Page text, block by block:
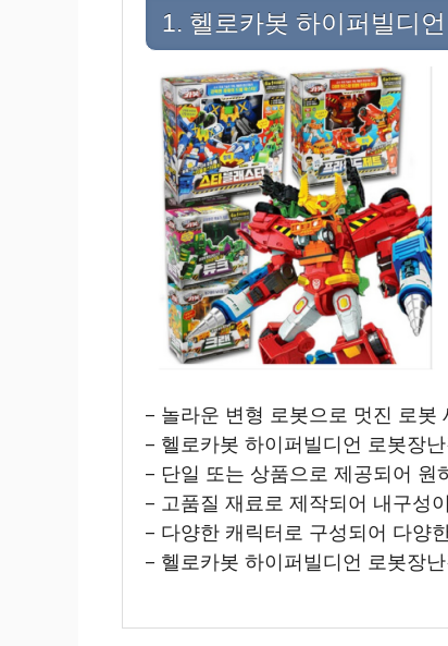
1. 헬로카봇 하이퍼빌디
– 놀라운 변형 로봇으로 멋진 로봇
– 헬로카봇 하이퍼빌디언 로봇장
– 단일 또는 상품으로 제공되어
– 고품질 재료로 제작되어 내구성
– 다양한 캐릭터로 구성되어 다양
– 헬로카봇 하이퍼빌디언 로봇장